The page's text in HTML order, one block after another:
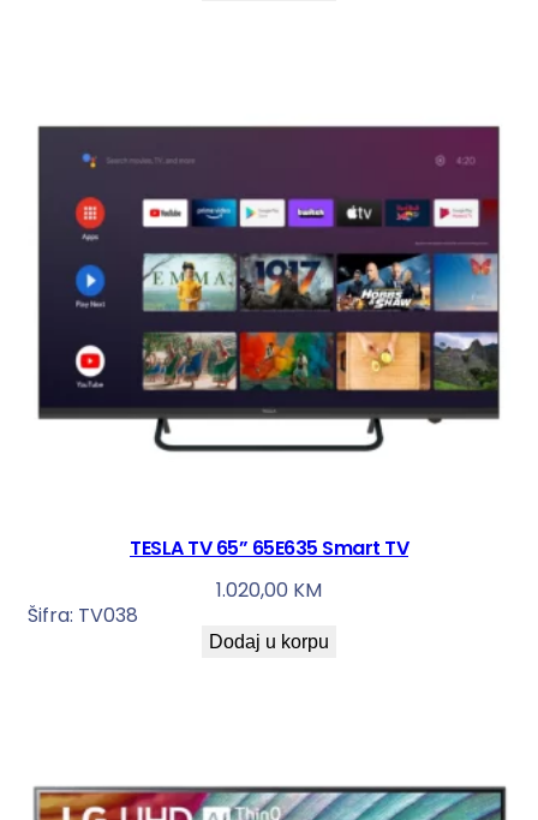
TESLA TV 65” 65E635 Smart TV
1.020,00 KM
Šifra: TV038
Dodaj u korpu